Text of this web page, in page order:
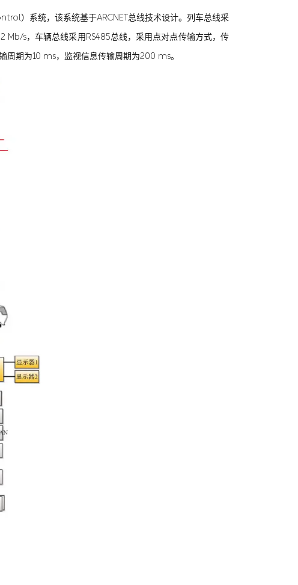
）系统，该系统基于ARCNET总线技术设计。列车总线采
Mb/s，车辆总线采用RS485总线，采用点对点传输方式，传
期为10 ms，监视信息传输周期为200 ms。